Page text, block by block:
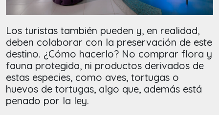
Los turistas también pueden y, en realidad,
deben colaborar con la preservación de este
destino. ¿Cómo hacerlo? No comprar flora y
fauna protegida, ni productos derivados de
estas especies, como aves, tortugas o
huevos de tortugas, algo que, además está
penado por la ley.